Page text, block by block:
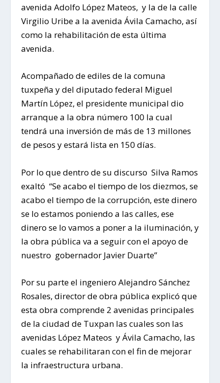
avenida Adolfo López Mateos, y la de la calle
Virgilio Uribe a la avenida Ávila Camacho, así
como la rehabilitación de esta última
avenida.
Acompañado de ediles de la comuna
tuxpeña y del diputado federal Miguel
Martín López, el presidente municipal dio
arranque a la obra número 100 la cual
tendrá una inversión de más de 13 millones
de pesos y estará lista en 150 días.
Por lo que dentro de su discurso Silva Ramos
exaltó “Se acabo el tiempo de los diezmos, se
acabo el tiempo de la corrupción, este dinero
se lo estamos poniendo a las calles, ese
dinero se lo vamos a poner a la iluminación, y
la obra pública va a seguir con el apoyo de
nuestro gobernador Javier Duarte”
Por su parte el ingeniero Alejandro Sánchez
Rosales, director de obra pública explicó que
esta obra comprende 2 avenidas principales
de la ciudad de Tuxpan las cuales son las
avenidas López Mateos y Ávila Camacho, las
cuales se rehabilitaran con el fin de mejorar
la infraestructura urbana.